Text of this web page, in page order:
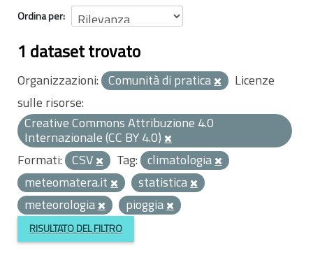
Ordina per
1 dataset trovato
Organizzazioni: Comunità di pratica
Licenze
sulle risorse:
Creative Commons Attribuzione 4.0
Internazionale (CC BY 4.0)
Formati: CSV Tag: climatologia
meteomatera.it
statistica
meteorologia
pioggia
RISULTATO DEL FILTRO